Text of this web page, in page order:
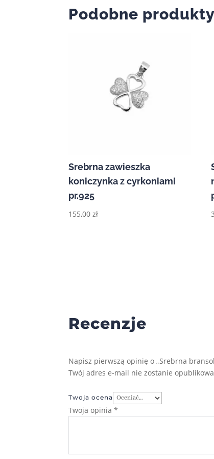
Podobne produkty
Srebrna zawieszka
koniczynka z cyrkoniami
pr.925
155,00zł
Recenzje
Napisz pierwszą opinię o „Srebrna
Twój adres e-mail nie zostanie
Twoja ocena
Twoja opinia*